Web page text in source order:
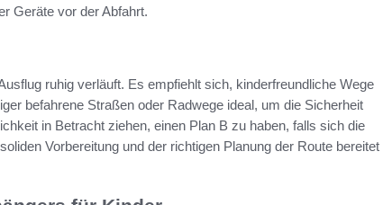
Geräte vor der Abfahrt.
ruhig verläuft. Es empfiehlt sich, kinderfreundliche Wege
befahrene Straßen oder Radwege ideal, um die Sicherheit
in Betracht ziehen, einen Plan B zu haben, falls sich die
Vorbereitung und der richtigen Planung der Route bereitet